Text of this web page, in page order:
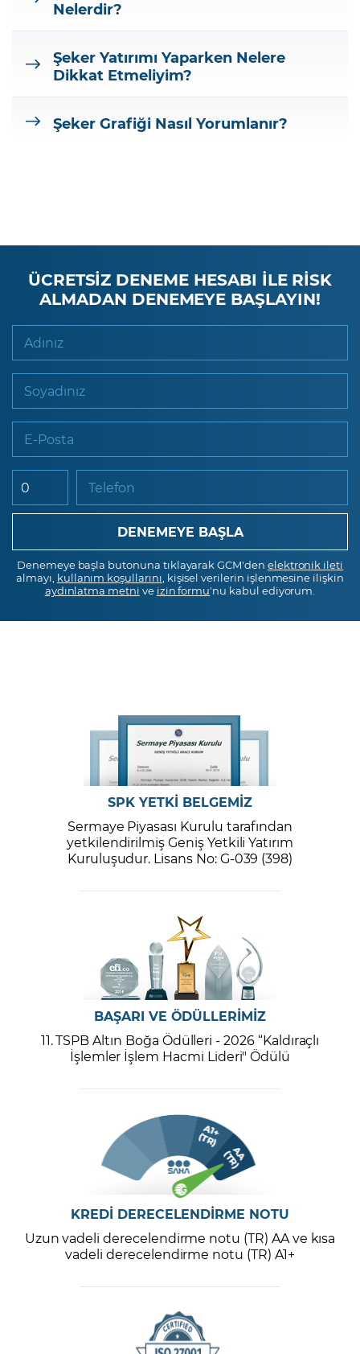
Nelerdir?
Şeker Yatırımı Yaparken Nelere
Dikkat Etmeliyim?
Şeker Grafiği Nasıl Yorumlanır?
ÜCRETSİZ DENEME HESABI İLE RİSK
ALMADAN DENEMEYE BAŞLAYIN!
Adınız
Soyadınız
E-Posta
Telefon
Denemeye başla butonuna tıklayarak GCM'den elektronik ileti
almayı, kullanım koşullarını , kişisel verilerin işlenmesine ilişkin
aydınlatma metni ve izin formu'nu kabul ediyorum.
SPK YETKİ BELGEMİZ
Sermaye Piyasası Kurulu tarafından
yetkilendirilmiş Geniş Yetkili Yatırım
Kuruluşudur. Lisans No: G-039 (398)
BAŞARI VE ÖDÜLLERİMİZ
11. TSPB Altın Boğa Ödülleri - 2026 “Kaldıraçlı
İşlemler İşlem Hacmi Lideri" Ödülü
KREDİ DERECELENDİRME NOTU
Uzun vadeli derecelendirme notu (TR) AA ve kısa
vadeli derecelendirme notu (TR) A1+